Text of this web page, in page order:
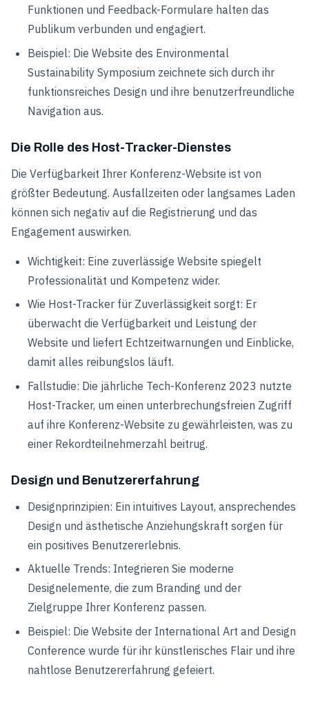
Funktionen und Feedback-Formulare halten das
Publikum verbunden und engagiert.
Beispiel: Die Website des Environmental
Sustainability Symposium zeichnete sich durch ihr
funktionsreiches Design und ihre benutzerfreundliche
Navigation aus.
Die Rolle des Host-Tracker-Dienstes
Die Verfügbarkeit Ihrer Konferenz-Website ist von
größter Bedeutung. Ausfallzeiten oder langsames Laden
können sich negativ auf die Registrierung und das
Engagement auswirken.
Wichtigkeit: Eine zuverlässige Website spiegelt
Professionalität und Kompetenz wider.
Wie Host-Tracker für Zuverlässigkeit sorgt: Er
überwacht die Verfügbarkeit und Leistung der
Website und liefert Echtzeitwarnungen und Einblicke,
damit alles reibungslos läuft.
Fallstudie: Die jährliche Tech-Konferenz 2023 nutzte
Host-Tracker, um einen unterbrechungsfreien Zugriff
auf ihre Konferenz-Website zu gewährleisten, was zu
einer Rekordteilnehmerzahl beitrug.
Design und Benutzererfahrung
Designprinzipien: Ein intuitives Layout, ansprechendes
Design und ästhetische Anziehungskraft sorgen für
ein positives Benutzererlebnis.
Aktuelle Trends: Integrieren Sie moderne
Designelemente, die zum Branding und der
Zielgruppe Ihrer Konferenz passen.
Beispiel: Die Website der International Art and Design
Conference wurde für ihr künstlerisches Flair und ihre
nahtlose Benutzererfahrung gefeiert.